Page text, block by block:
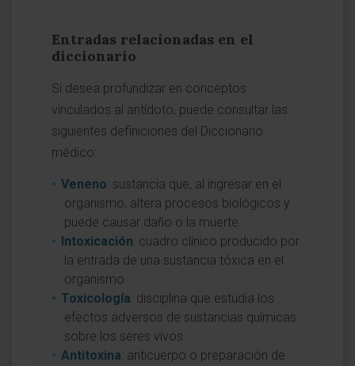
Entradas relacionadas en el
diccionario
Si desea profundizar en conceptos
vinculados al antídoto, puede consultar las
siguientes definiciones del Diccionario
médico:
Veneno: sustancia que, al ingresar en el
organismo, altera procesos biológicos y
puede causar daño o la muerte.
Intoxicación: cuadro clínico producido por
la entrada de una sustancia tóxica en el
organismo.
Toxicología: disciplina que estudia los
efectos adversos de sustancias químicas
sobre los seres vivos.
Antitoxina: anticuerpo o preparación de